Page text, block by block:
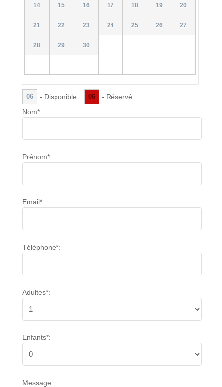
14 15 16 17 18 19 20
21 22 23 24 25 26 27
28 29 30
06 - Disponible 06
- Réservé
Nom*:
Prénom*:
Email*:
Téléphone*:
Adultes*:
Enfants*:
Message: